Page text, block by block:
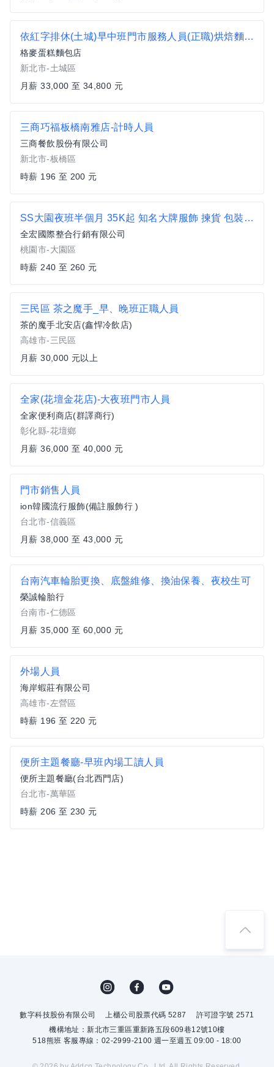
依紅字排休(土城)早中班門市服務人員(正職)烘焙麵包店-/門市人員/門市店員
格麥蛋糕麵包店
新北市-土城區
月薪 33,000 至 34,800 元
三商巧福板橋南雅店-計時人員
三商餐飲股份有限公司
新北市-板橋區
時薪 196 至 200 元
SS大園夜班半個月 35K起 知名大牌服飾 揀貨 包裝 大園民生路
全宏國際整合行銷有限公司
桃園市-大園區
時薪 240 至 260 元
三民區 茶之魔手_早、晚班正職人員
茶的魔手北安店(鑫悍冷飲店)
高雄市-三民區
月薪 30,000 元以上
全家(花壇金花店)-大夜班門市人員
全家便利商店(群譯商行)
彰化縣-花壇鄉
月薪 36,000 至 40,000 元
門市銷售人員
ion韓國流行服飾(備註服飾行 )
台北市-信義區
月薪 38,000 至 43,000 元
台南汽車輪胎更換、底盤維修、換油保養、夜校生可
榮誠輪胎行
台南市-仁德區
月薪 35,000 至 60,000 元
外場人員
海岸蝦莊有限公司
高雄市-左營區
時薪 196 至 220 元
便所主題餐廳-早班內場工讀人員
便所主題餐廳(台北西門店)
台北市-萬華區
時薪 206 至 230 元
數字科技股份有限公司 上櫃公司股票代碼 5287
許可證字號 2571
機構地址：新北市三重區重新路五段609巷12號10樓
518熊班 客服專線：02-2999-2100 週一至週五 09:00 - 18:00